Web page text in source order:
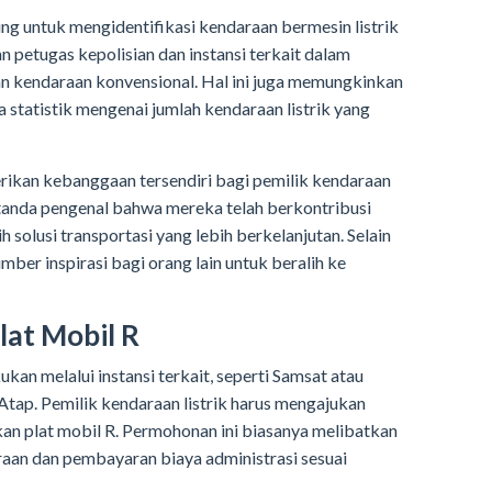
untuk mengidentifikasi kendaraan bermesin listrik
petugas kepolisian dan instansi terkait dalam
kendaraan konvensional. Hal ini juga memungkinkan
statistik mengenai jumlah kendaraan listrik yang
kebanggaan tersendiri bagi pemilik kendaraan
pengenal bahwa mereka telah berkontribusi
solusi transportasi yang lebih berkelanjutan. Selain
inspirasi bagi orang lain untuk beralih ke
Mobil R
melalui instansi terkait, seperti Samsat atau
Pemilik kendaraan listrik harus mengajukan
plat mobil R. Permohonan ini biasanya melibatkan
dan pembayaran biaya administrasi sesuai